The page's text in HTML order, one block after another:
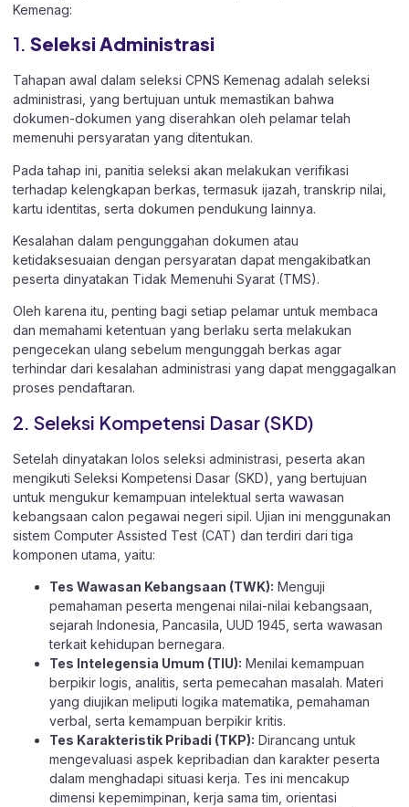
Kemenag:
1. Seleksi Administrasi
Tahapan awal dalam seleksi CPNS Kemenag adalah seleksi
administrasi, yang bertujuan untuk memastikan bahwa
dokumen-dokumen yang diserahkan oleh pelamar telah
memenuhi persyaratan yang ditentukan.
Pada tahap ini, panitia seleksi akan melakukan verifikasi
terhadap kelengkapan berkas, termasuk ijazah, transkrip nilai,
kartu identitas, serta dokumen pendukung lainnya.
Kesalahan dalam pengunggahan dokumen atau
ketidaksesuaian dengan persyaratan dapat mengakibatkan
peserta dinyatakan Tidak Memenuhi Syarat (TMS).
Oleh karena itu, penting bagi setiap pelamar untuk membaca
dan memahami ketentuan yang berlaku serta melakukan
pengecekan ulang sebelum mengunggah berkas agar
terhindar dari kesalahan administrasi yang dapat menggagalkan
proses pendaftaran.
2. Seleksi Kompetensi Dasar (SKD)
Setelah dinyatakan lolos seleksi administrasi, peserta akan
mengikuti Seleksi Kompetensi Dasar (SKD), yang bertujuan
untuk mengukur kemampuan intelektual serta wawasan
kebangsaan calon pegawai negeri sipil. Ujian ini menggunakan
sistem Computer Assisted Test (CAT) dan terdiri dari tiga
komponen utama, yaitu:
Tes Wawasan Kebangsaan (TWK): Menguji
pemahaman peserta mengenai nilai-nilai kebangsaan,
sejarah Indonesia, Pancasila, UUD 1945, serta wawasan
terkait kehidupan bernegara.
Tes Intelegensia Umum (TIU): Menilai kemampuan
berpikir logis, analitis, serta pemecahan masalah. Materi
yang diujikan meliputi logika matematika, pemahaman
verbal, serta kemampuan berpikir kritis.
Tes Karakteristik Pribadi (TKP): Dirancang untuk
mengevaluasi aspek kepribadian dan karakter peserta
dalam menghadapi situasi kerja. Tes ini mencakup
dimensi kepemimpinan, kerja sama tim, orientasi